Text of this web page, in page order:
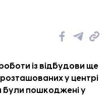
із відбудови ще
у центрі
були пошкоджені у